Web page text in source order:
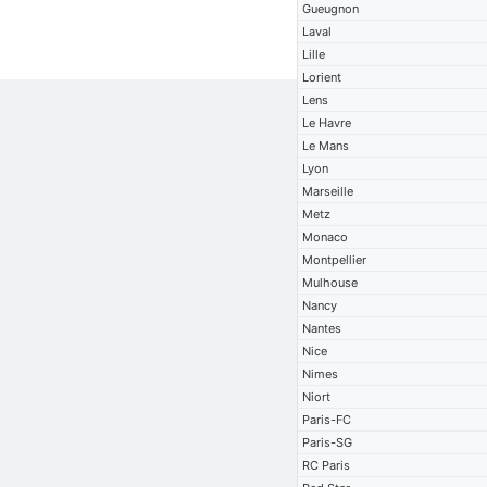
Gueugnon
Laval
Lille
Lorient
Lens
Le Havre
Le Mans
Lyon
Marseille
Metz
Monaco
Montpellier
Mulhouse
Nancy
Nantes
Nice
Nimes
Niort
Paris-FC
Paris-SG
RC Paris